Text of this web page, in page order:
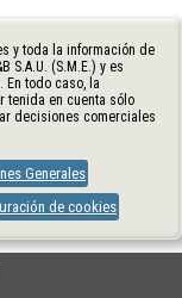
y toda la información de
S.A.U. (S.M.E.) y es
En todo caso, la
tenida en cuenta sólo
decisiones comerciales
Generales
de cookies